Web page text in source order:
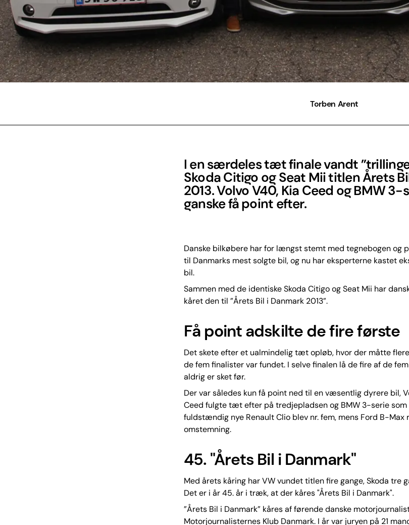
Torben Arent
I en særdeles tæt finale vandt
Skoda Citigo og Seat Mii titlen Årets
2013. Volvo V40, Kia Ceed og BMW 3-
ganske få point efter.
Danske bilkøbere har for længst stemt med tegnebogen og
til Danmarks mest solgte bil, og nu har eksperterne kastet
bil.
Sammen med de identiske Skoda Citigo og Seat Mii har
kåret den til ”Årets Bil i Danmark 2013”.
Få point adskilte de fire første
Det skete efter et ualmindelig tæt opløb, hvor der måtte
de fem finalister var fundet. I selve finalen lå de fire af de
aldrig er sket før.
Der var således kun få point ned til en væsentlig dyrere bil,
Ceed fulgte tæt efter på tredjepladsen og BMW 3-serie som
fuldstændig nye Renault Clio blev nr. fem, mens Ford B-Max
omstemning.
45. "Årets Bil i Danmark"
Med årets kåring har VW vundet titlen fire gange, Skoda tre
Det er i år 45. år i træk, at der kåres "Årets Bil i Danmark".
”Årets Bil i Danmark” kåres af førende danske
Motorjournalisternes Klub Danmark. I år var juryen på 21